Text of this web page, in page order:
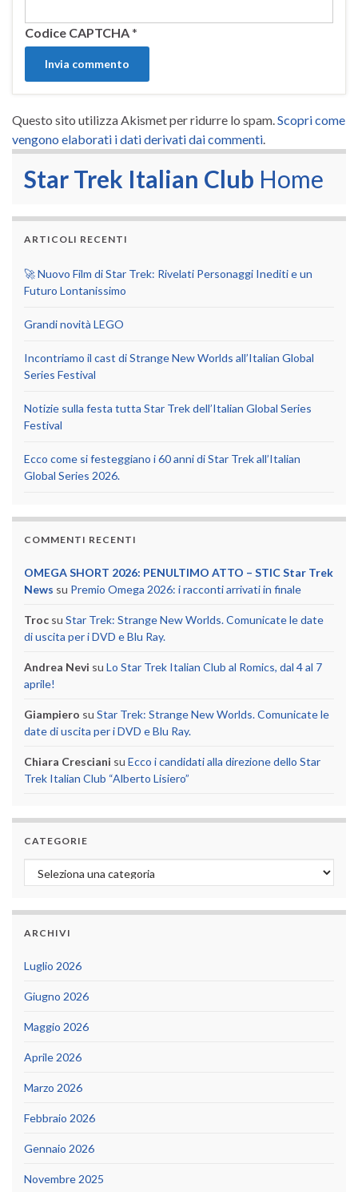
Codice CAPTCHA*
Questo sito utilizza Akismet per ridurre lo spam. Scopri come
vengono elaborati i dati derivati dai commenti
Star Trek Italian Club Home
ARTICOLI RECENTI
🚀 Nuovo Film di Star Trek: Rivelati Personaggi Inediti e un
Futuro Lontanissimo
Grandi novità LEGO
Incontriamo il cast di Strange New Worlds all’Italian Global
Series Festival
Notizie sulla festa tutta Star Trek dell’Italian Global Series
Festival
Ecco come si festeggiano i 60 anni di Star Trek all’Italian
Global Series 2026.
COMMENTI RECENTI
OMEGA SHORT 2026: PENULTIMO ATTO – STIC Star Trek
News su Premio Omega 2026: i racconti arrivati in finale
Troc su Star Trek: Strange New Worlds. Comunicate le date
di uscita per i DVD e Blu Ray.
Andrea Nevi su Lo Star Trek Italian Club al Romics, dal 4 al 7
aprile!
Giampiero su Star Trek: Strange New Worlds. Comunicate le
date di uscita per i DVD e Blu Ray.
Chiara Cresciani su Ecco i candidati alla direzione dello Star
Trek Italian Club “Alberto Lisiero”
CATEGORIE
Categorie
ARCHIVI
Luglio 2026
Giugno 2026
Maggio 2026
Aprile 2026
Marzo 2026
Febbraio 2026
Gennaio 2026
Novembre 2025